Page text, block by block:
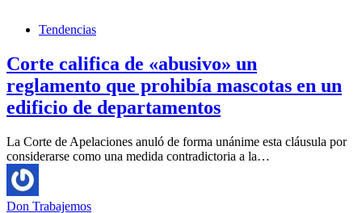
Tendencias
Corte califica de «abusivo» un
reglamento que prohibía mascotas en un
edificio de departamentos
La Corte de Apelaciones anuló de forma unánime esta cláusula por
considerarse como una medida contradictoria a la…
Don Trabajemos